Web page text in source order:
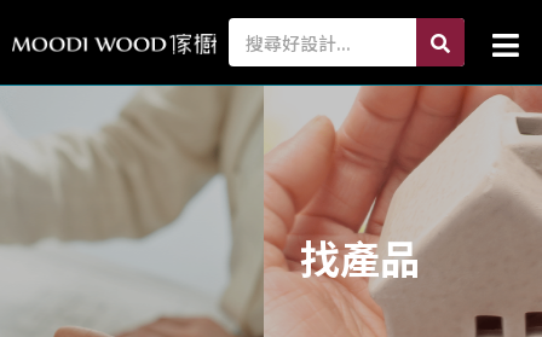
至
容
Search search
找產品